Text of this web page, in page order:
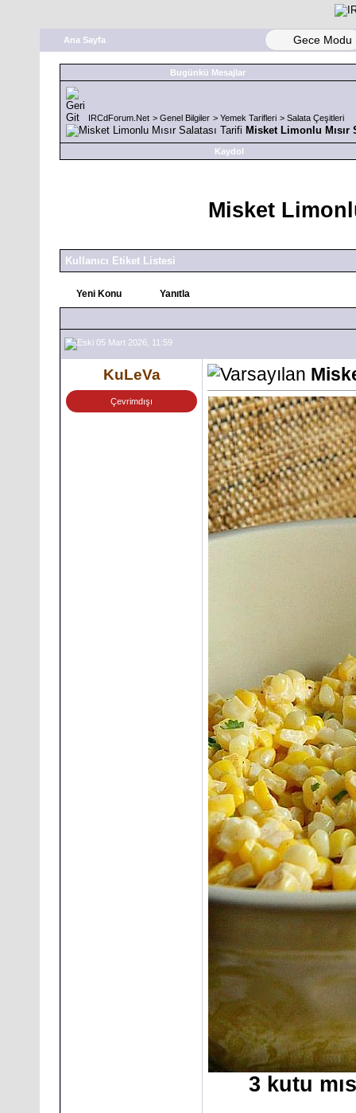
Ana Sayfa Gece Modu
Bugünkü Mesajlar
IRCdForum.Net > Genel Bilgiler > Yemek Tarifleri > Salata Çeşitleri
Misket Limonlu Mısır
Kaydol
Misket
Kullanıcı Etiket Listesi
Yeni Konu Yanıtla
05 Mart 2026, 11:59
KuLeVa
Çevrimdışı
3 kutu